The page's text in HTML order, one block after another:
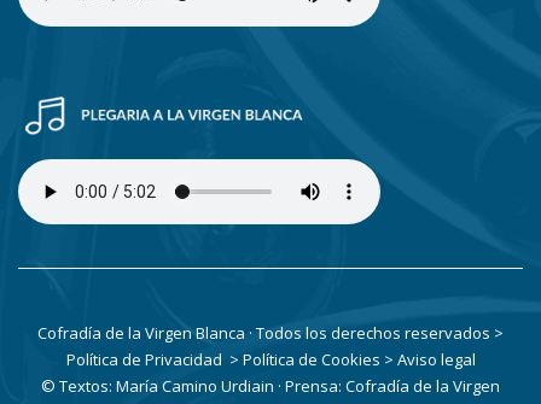
Cofradía de la Virgen Blanca · Todos los derechos reservados >
Política de Privacidad > Política de Cookies > Aviso legal
© Textos: María Camino Urdiain · Prensa: Cofradía de la Virgen